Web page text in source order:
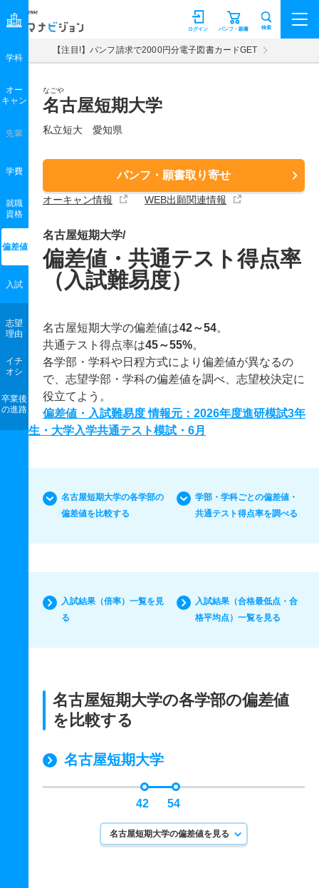
マナビジョン パンフ・願書
ログイン 検索
【注目!】パンフ請求で2000円分電子図書カードGET
なごや
名古屋短期大学
私立短大 愛知県
パンフ・願書取り寄せ
オーキャン情報 WEB出願関連情報
学科
オー
キャン
先輩
学費
就職
資格
偏差値
入試
志望
理由
イチ
オシ
卒業後
の進路
名古屋短期大学/
偏差値・共通テスト得点率
（入試難易度）
名古屋短期大学の偏差値は42～54。
共通テスト得点率は45～55%。
各学部・学科や日程方式により偏差値が異なるの
で、志望学部・学科の偏差値を調べ、志望校決定に
役立てよう。
偏差値・入試難易度 情報元：2026年度進研模試3年
生・大学入学共通テスト模試・6月
名古屋短期大学の各学部の
偏差値を比較する
学部・学科ごとの偏差値・
共通テスト得点率を調べる
入試結果（倍率）一覧を見
る
入試結果（合格最低点・合
格平均点）一覧を見る
名古屋短期大学の各学部の偏差値
を比較する
名古屋短期大学
42 54
名古屋短期大学の偏差値を見る